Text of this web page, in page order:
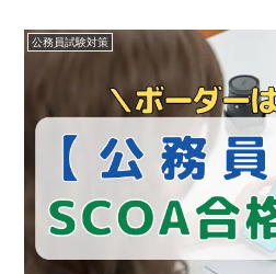
公務員試験対策